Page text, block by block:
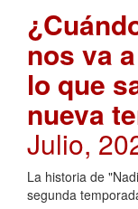
nos va
lo que
nueva
Julio,
La historia de
segunda